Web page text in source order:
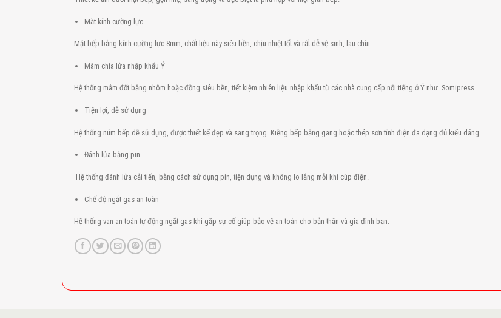
Mặt kính cường lực
Mặt bếp bằng kính cường lực 8mm, chất liệu này siêu bền, chịu nhiệt tốt và rất dễ vệ sinh, lau chùi.
Mâm chia lửa nhập khẩu Ý
Hệ thống mâm đốt bằng nhôm hoặc đồng siêu bền, tiết kiệm nhiên liệu nhập khẩu từ các nhà cung cấp nổi tiếng ở Ý như Somipress.
Tiện lợi, dễ sử dụng
Hệ thống núm bếp dễ sử dụng, được thiết kế đẹp và sang trọng. Kiềng bếp bằng gang hoặc thép sơn tĩnh điện đa dạng đủ kiểu dáng.
Đánh lửa bằng pin
Hệ thống đánh lửa cải tiến, bằng cách sử dụng pin, tiện dụng và không lo lắng mỗi khi cúp điện.
Chế độ ngắt gas an toàn
Hệ thống van an toàn tự động ngắt gas khi gặp sự cố giúp bảo vệ an toàn cho bản thân và gia đình bạn.